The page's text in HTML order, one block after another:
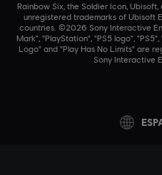
Rainbow Six, the Soldier Icon,
unregistered trademarks of Ubisoft
countries. ©2026 Sony Interactive
Mark", "PlayStation", "PS5 logo",
Logo" and "Play Has No Limits" are
Sony Interactive